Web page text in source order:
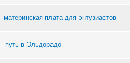
плата для энтузиастов
путь в Эльдорадо